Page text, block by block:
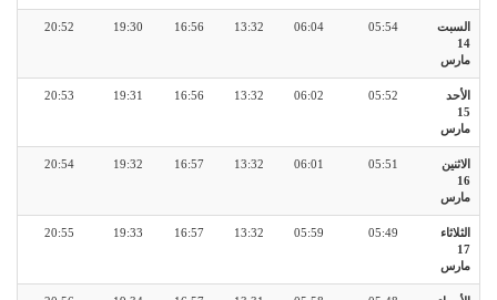
السبت
14
مارس
05:54
06:04
13:32
16:56
19:30
20:52
الأحد
15
مارس
05:52
06:02
13:32
16:56
19:31
20:53
الاثنين
16
مارس
05:51
06:01
13:32
16:57
19:32
20:54
الثلاثاء
17
مارس
05:49
05:59
13:32
16:57
19:33
20:55